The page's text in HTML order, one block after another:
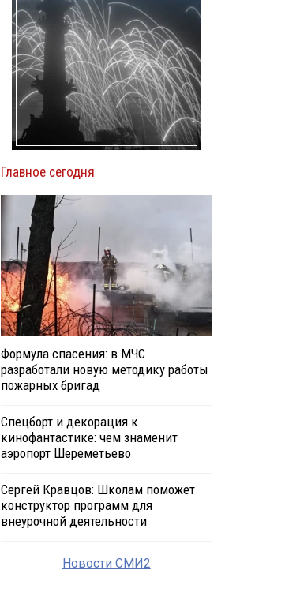
Главное сегодня
Формула спасения: в МЧС
разработали новую методику работы
пожарных бригад
Спецборт и декорация к
кинофантастике: чем знаменит
аэропорт Шереметьево
Сергей Кравцов: Школам поможет
конструктор программ для
внеурочной деятельности
Новости СМИ2